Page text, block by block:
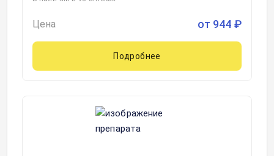
Цена от 944 ₽
Подробнее